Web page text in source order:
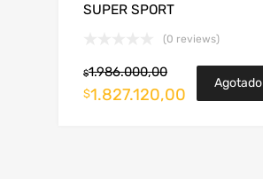
SUPER SPORT
(0 reviews)
$1.986.000,00
$1.827.120,00
Agotado